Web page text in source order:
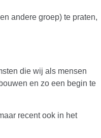
andere groep) te praten,
die wij als mensen
en zo een begin te
recent ook in het